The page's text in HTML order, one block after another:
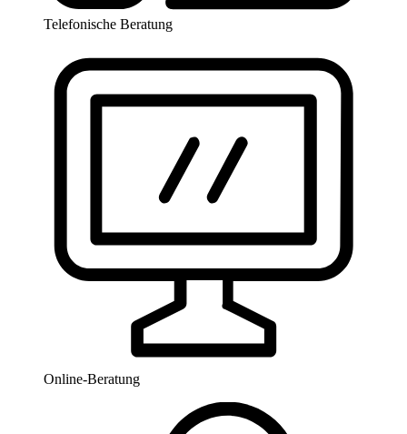
Telefonische Beratung
Online-Beratung